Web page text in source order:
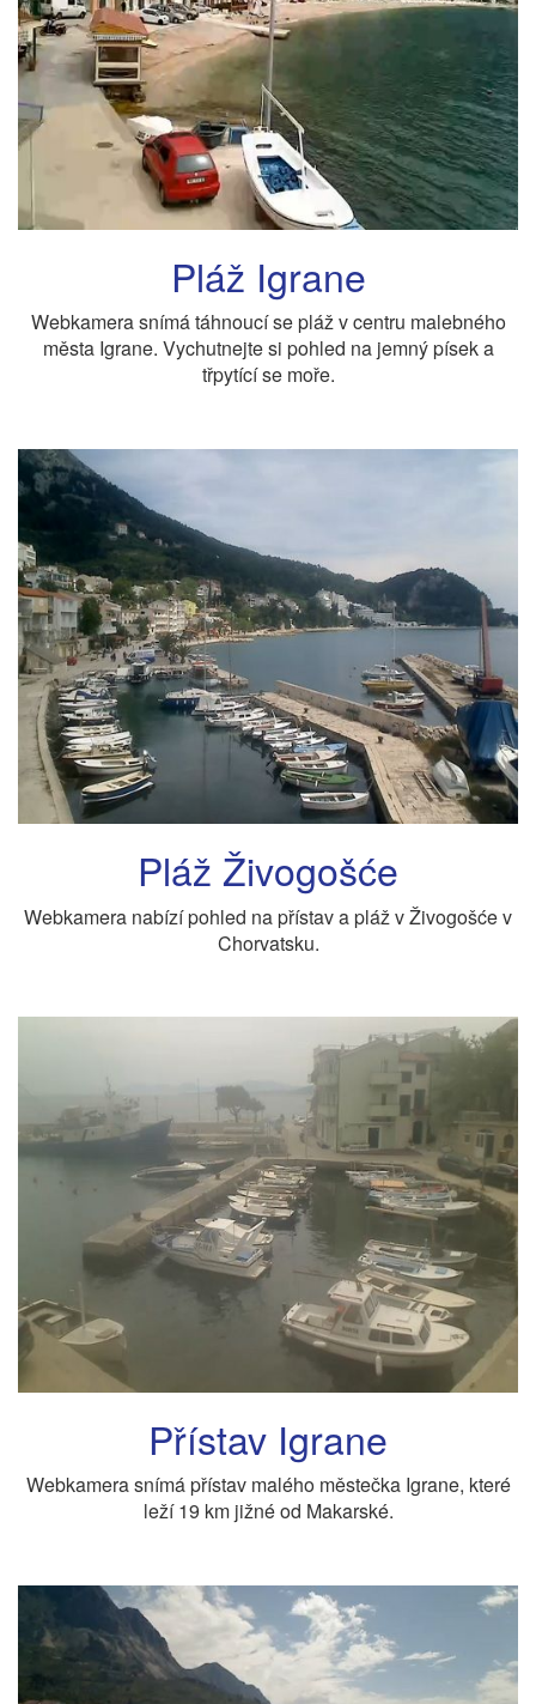
Pláž Igrane
Webkamera snímá táhnoucí se pláž v centru malebného
města Igrane. Vychutnejte si pohled na jemný písek a
třpytící se moře.
Pláž Živogošće
Webkamera nabízí pohled na přístav a pláž v Živogošće v
Chorvatsku.
Přístav Igrane
Webkamera snímá přístav malého městečka Igrane, které
leží 19 km jižné od Makarské.